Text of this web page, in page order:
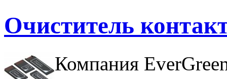
Очиститель
Компания